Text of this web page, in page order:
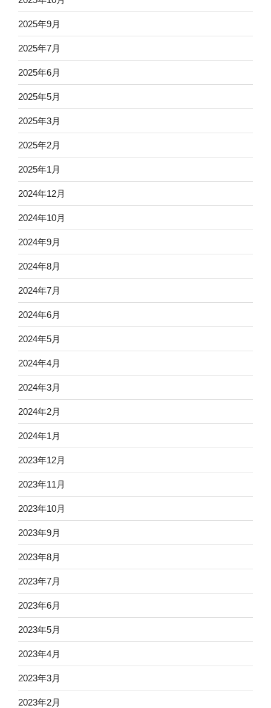
2025年9月
2025年7月
2025年6月
2025年5月
2025年3月
2025年2月
2025年1月
2024年12月
2024年10月
2024年9月
2024年8月
2024年7月
2024年6月
2024年5月
2024年4月
2024年3月
2024年2月
2024年1月
2023年12月
2023年11月
2023年10月
2023年9月
2023年8月
2023年7月
2023年6月
2023年5月
2023年4月
2023年3月
2023年2月